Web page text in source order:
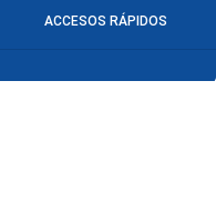
ACCESOS RÁPIDOS